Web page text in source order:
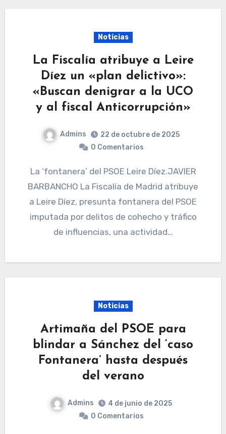
Noticias
La Fiscalía atribuye a Leire
Díez un «plan delictivo»:
«Buscan denigrar a la UCO
y al fiscal Anticorrupción»
Admins
22 de octubre de 2025
0 Comentarios
La ‘fontanera’ del PSOE Leire Díez.JAVIER
BARBANCHO La Fiscalía de Madrid atribuye
a Leire Díez, presunta fontanera del PSOE
imputada por delitos de cohecho y tráfico
de influencias, una actividad…
Noticias
Artimaña del PSOE para
blindar a Sánchez del ‘caso
Fontanera’ hasta después
del verano
Admins
4 de junio de 2025
0 Comentarios